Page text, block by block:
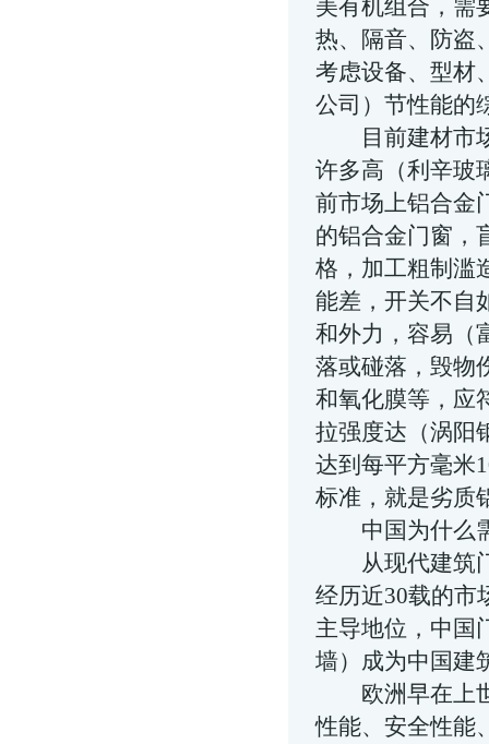
美有机组合，需
热、隔音、防盗
考虑设备、型材
公司 ）节性能的
目前建材市场
许多高（利辛玻
前市场上铝合金
的铝合金门窗，
格，加工粗制滥
能差，开关不自
和外力，容易（
落或碰落，毁物
和氧化膜等，应
拉强度达（涡阳
达到每平方毫米
标准，就是劣质
中国为什么需
从现代建筑门
经历近30载的市
主导地位，中国
墙）成为中国建
欧洲早在上世
性能、安全性能